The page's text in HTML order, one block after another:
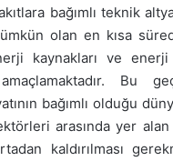
bağımlı teknik
olan en kısa
kaynakları ve
Bu
bağımlı olduğu
arasında yer alan
kaldırılması